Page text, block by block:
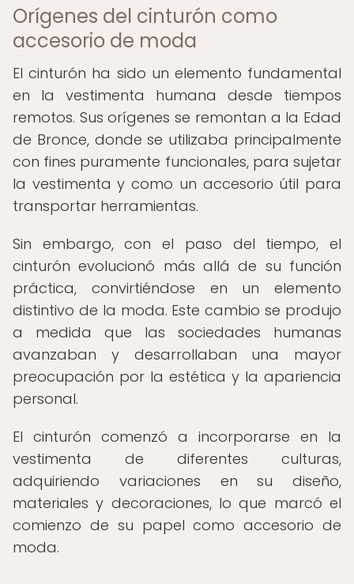
Orígenes del cinturón como
accesorio de moda
El cinturón ha sido un elemento fundamental
en la vestimenta humana desde tiempos
remotos. Sus orígenes se remontan a la Edad
de Bronce, donde se utilizaba principalmente
con fines puramente funcionales, para sujetar
la vestimenta y como un accesorio útil para
transportar herramientas.
Sin embargo, con el paso del tiempo, el
cinturón evolucionó más allá de su función
práctica, convirtiéndose en un elemento
distintivo de la moda. Este cambio se produjo
a medida que las sociedades humanas
avanzaban y desarrollaban una mayor
preocupación por la estética y la apariencia
personal.
El cinturón comenzó a incorporarse en la
vestimenta de diferentes culturas,
adquiriendo variaciones en su diseño,
materiales y decoraciones, lo que marcó el
comienzo de su papel como accesorio de
moda.